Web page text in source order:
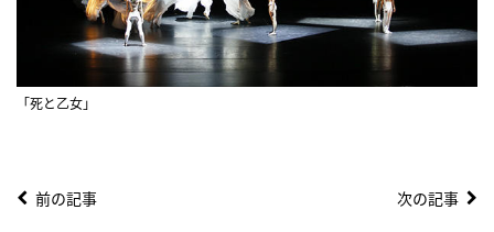
「死と乙女」
前の記事 次の記事